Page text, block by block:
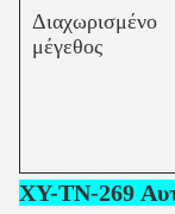
Διαχωρισμένο
μέγεθος
XY-TN-269